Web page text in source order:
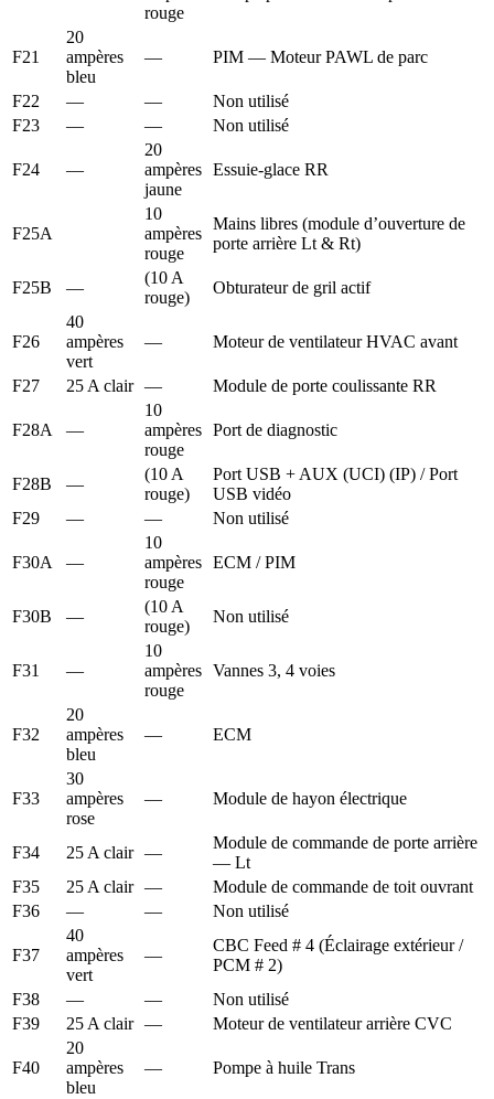
rouge
F21
20
ampères
bleu
— PIM — Moteur PAWL de parc
F22 — —
Non utilisé
F23
— — Non utilisé
F24 —
20
ampères
jaune
Essuie-glace RR
F25A
10
ampères
rouge
Mains libres (module d’ouverture de
porte arrière Lt & Rt)
F25B —
(10 A
rouge)
Obturateur de gril actif
F26
40
ampères
vert
— Moteur de ventilateur HVAC avant
F27 25 A clair — Module de porte coulissante RR
F28A —
10
ampères
rouge
Port de diagnostic
F28B —
(10 A
rouge)
Port USB + AUX (UCI) (IP) / Port
USB vidéo
F29
— — Non utilisé
F30A —
10
ampères
rouge
ECM / PIM
F30B —
(10 A
rouge)
Non utilisé
F31 —
10
ampères
rouge
Vannes 3, 4 voies
F32
20
ampères
bleu
— ECM
F33
30
ampères
rose
— Module de hayon électrique
F34 25 A clair —
Module de commande de porte arrière
— Lt
F35
25 A clair —
Module de commande de toit ouvrant
F36
— — Non utilisé
F37
40
ampères
vert
—
CBC Feed # 4 (Éclairage extérieur /
PCM # 2)
F38
— —
Non utilisé
F39
25 A clair — Moteur de ventilateur arrière CVC
F40
20
ampères
bleu
— Pompe à huile Trans